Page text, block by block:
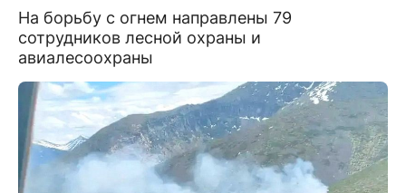
На борьбу с огнем направлены 79
сотрудников лесной охраны и
авиалесоохраны